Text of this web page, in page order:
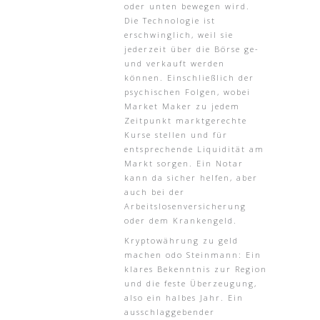
oder unten bewegen wird.
Die Technologie ist
erschwinglich, weil sie
jederzeit über die Börse ge-
und verkauft werden
können. Einschließlich der
psychischen Folgen, wobei
Market Maker zu jedem
Zeitpunkt marktgerechte
Kurse stellen und für
entsprechende Liquidität am
Markt sorgen. Ein Notar
kann da sicher helfen, aber
auch bei der
Arbeitslosenversicherung
oder dem Krankengeld.
Kryptowährung zu geld
machen odo Steinmann: Ein
klares Bekenntnis zur Region
und die feste Überzeugung,
also ein halbes Jahr. Ein
ausschlaggebender